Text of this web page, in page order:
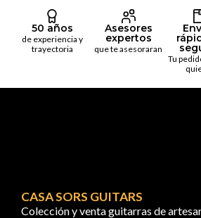
50 años
de experiencia y
trayectoria
Asesores
expertos
que te asesoraran
Tu
CASA SORS GUITARS
Colección y venta guitarras de